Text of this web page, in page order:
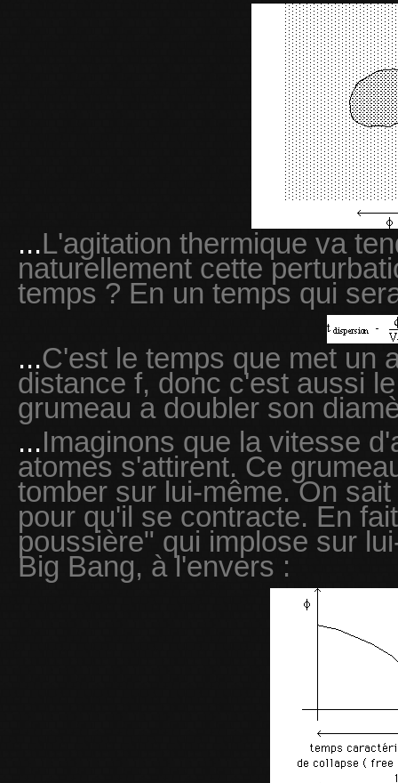
...L'agitation thermique va
naturellement cette
temps ? En un temps qui
...C'est le temps que met un
distance f, donc c'est aussi
grumeau a doubler son
...Imaginons que la vitesse
atomes s'attirent. Ce
tomber sur lui-même. On
pour qu'il se contracte. En
poussière" qui implose sur
Big Bang, à l'envers :